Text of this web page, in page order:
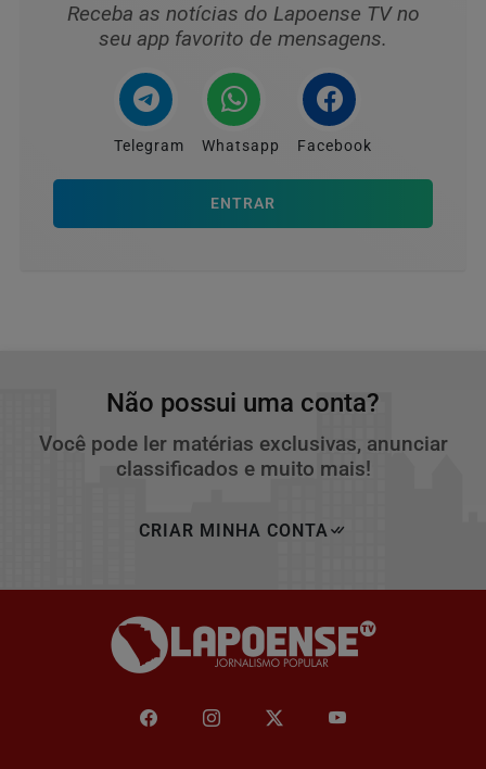
Receba as notícias do Lapoense TV no
seu app favorito de mensagens.
Telegram Whatsapp Facebook
ENTRAR
Não possui uma conta?
Você pode ler matérias exclusivas, anunciar
classificados e muito mais!
CRIAR MINHA CONTA